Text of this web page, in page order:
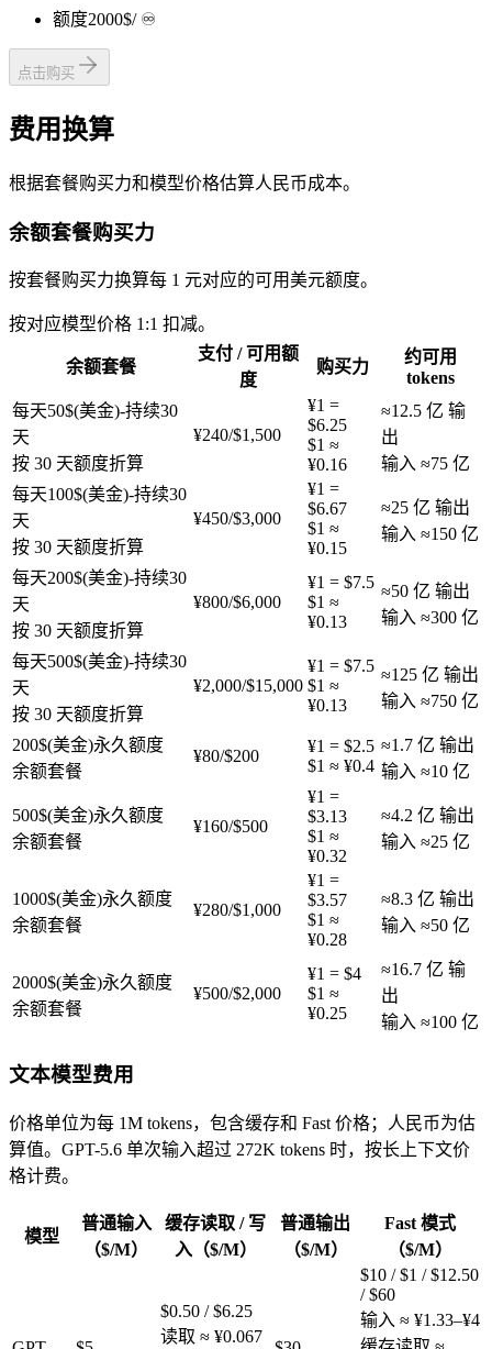
额度2000$/ ♾️
点击购买
费用换算
根据套餐购买力和模型价格估算人民币成本。
余额套餐购买力
按套餐购买力换算每 1 元对应的可用美元额度。
按对应模型价格 1:1 扣减。
余额套餐
支付 / 可用额
度
购买力
约可用
tokens
每天50$(美金)-持续30
天
按 30 天额度折算
¥240/$1,500
¥1 =
$6.25
$1 ≈
¥0.16
≈12.5 亿 输
出
输入 ≈75 亿
每天100$(美金)-持续30
天
按 30 天额度折算
¥450/$3,000
¥1 =
$6.67
$1 ≈
¥0.15
≈25 亿 输出
输入 ≈150 亿
每天200$(美金)-持续30
天
按 30 天额度折算
¥800/$6,000
¥1 = $7.5
$1 ≈
¥0.13
≈50 亿 输出
输入 ≈300 亿
每天500$(美金)-持续30
天
按 30 天额度折算
¥2,000/$15,000
¥1 = $7.5
$1 ≈
¥0.13
≈125 亿 输出
输入 ≈750 亿
200$(美金)永久额度
余额套餐
¥80/$200
¥1 = $2.5
$1 ≈ ¥0.4
≈1.7 亿 输出
输入 ≈10 亿
500$(美金)永久额度
余额套餐
¥160/$500
¥1 =
$3.13
$1 ≈
¥0.32
≈4.2 亿 输出
输入 ≈25 亿
1000$(美金)永久额度
余额套餐
¥280/$1,000
¥1 =
$3.57
$1 ≈
¥0.28
≈8.3 亿 输出
输入 ≈50 亿
2000$(美金)永久额度
余额套餐
¥500/$2,000
¥1 = $4
$1 ≈
¥0.25
≈16.7 亿 输
出
输入 ≈100 亿
文本模型费用
价格单位为每 1M tokens，包含缓存和 Fast 价格；人民币为估
算值。 GPT-5.6 单次输入超过 272K tokens 时，按长上下文价
格计费。
模型
普通输入
（$/M）
缓存读取 / 写
入（$/M）
普通输出
（$/M）
Fast 模式
（$/M）
$0.50 /$6.25
读取 ≈ ¥0.067
$10 / $1 / $12.50
/ $60
输入 ≈ ¥1.33–¥4